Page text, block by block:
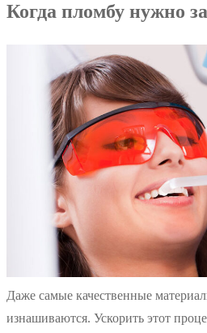
Когда пломбу нужно
Даже самые качественные
изнашиваются. Ускорить этот